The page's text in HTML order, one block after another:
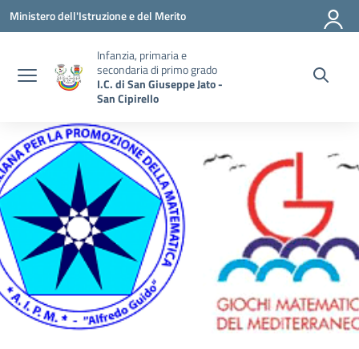
Vai ai contenuti
Vai al menu di navigazione
Vai al footer
Ministero dell'Istruzione e del Merito
Infanzia, primaria e
secondaria di primo grado
I.C. di San Giuseppe Jato -
San Cipirello